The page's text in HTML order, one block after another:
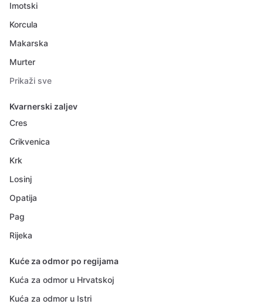
Imotski
Korcula
Makarska
Murter
Prikaži sve
Kvarnerski zaljev
Cres
Crikvenica
Krk
Losinj
Opatija
Pag
Rijeka
Kuće za odmor po regijama
Kuća za odmor u Hrvatskoj
Kuća za odmor u Istri